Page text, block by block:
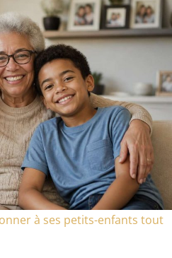
à ses petits-enfants tout